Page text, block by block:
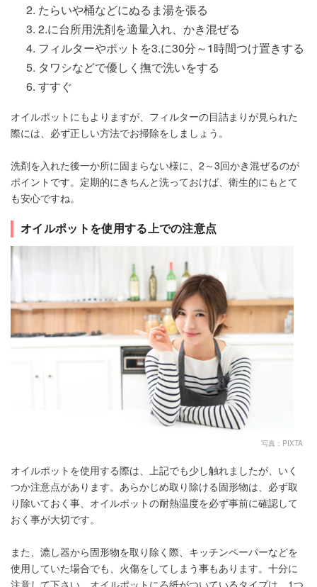
たらいや桶などにぬるま湯を張る
2.に台所用洗剤を適量入れ、かき混ぜる
フィルターやポットを3.に30分～1時間つけ置きする
タワシなどで優しく撫で洗いをする
すすぐ
オイルポットにもよりますが、フィルターの目詰まりが見られた
際には、必ず正しい方法でお掃除をしましょう。
洗剤を入れた後一か所に固まらない様に、2～3回かき混ぜるのが
ポイントです。定期的にきちんと洗っておけば、衛生的にもとて
も安心ですね。
オイルポットを使用する上での注意点
写真：PIXTA
オイルポットを使用する際は、上記でも少し触れましたが、いく
つか注意点があります。あらかじめ取り除ける固形物は、必ず取
り除いておく事、オイルポットの耐熱温度を必ず事前に確認して
おく事が大切です。
また、漉し器から固形物を取り除く際、キッチンペーパーなどを
使用していた場合でも、火傷をしてしまう事もあります。十分に
注意して下さい。オイルポットにろ紙がついているタイプは、1つ